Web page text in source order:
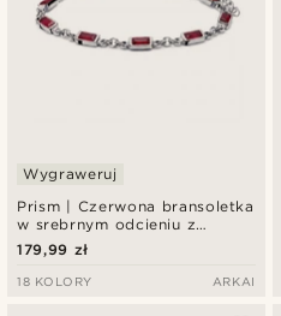
Prism | Czerwona bransoletka
w srebrnym odcieniu z
kryształowego szkła
Wygraweruj
179,99 zł
18 KOLORY ARKAI